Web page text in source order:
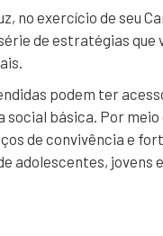
no exercício de seu
de estratégias que
podem ter
básica. Por
de convivência e
adolescentes, jovens